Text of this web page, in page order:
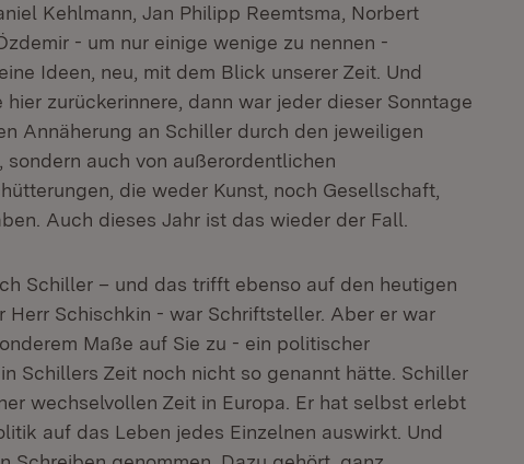
Kehlmann, Jan Philipp Reemtsma, Norbert
- um nur einige wenige zu nennen -
Ideen, neu, mit dem Blick unserer Zeit. Und
zurückerinnere, dann war jeder dieser Sonntage
Annäherung an Schiller durch den jeweiligen
auch von außerordentlichen
die weder Kunst, noch Gesellschaft,
Auch dieses Jahr ist das wieder der Fall.
Schiller – und das trifft ebenso auf den heutigen
Herr Schischkin - war Schriftsteller. Aber er war
Maße auf Sie zu - ein politischer
Schillers Zeit noch nicht so genannt hätte. Schiller
wechselvollen Zeit in Europa. Er hat selbst erlebt
auf das Leben jedes Einzelnen auswirkt. Und